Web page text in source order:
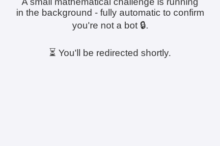
in the background - fully automatic to confirm
you're not a bot 🔒.
⏳ You'll be redirected shortly.